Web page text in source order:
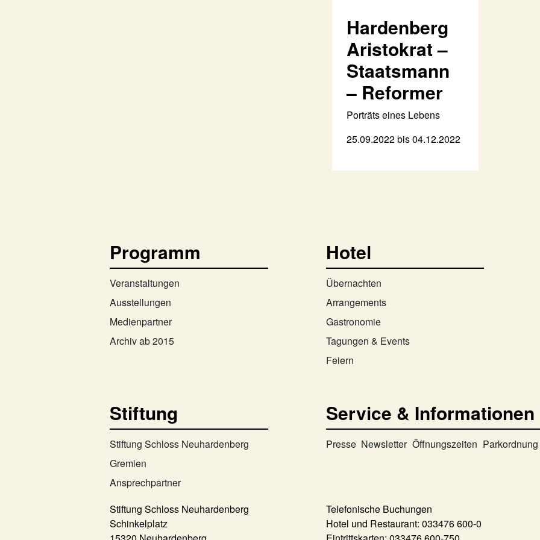
Hardenberg
Aristokrat –
Staatsmann
– Reformer
Porträts eines Lebens
25.09.2022 bis 04.12.2022
Programm
Veranstaltungen
Ausstellungen
Medienpartner
Archiv ab 2015
Hotel
Übernachten
Arrangements
Gastronomie
Tagungen & Events
Feiern
Stiftung
Stiftung Schloss Neuhardenberg
Gremien
Ansprechpartner
Service & Informationen
Presse Newsletter Öffnungszeiten Parkordnung
Stiftung Schloss Neuhardenberg
Schinkelplatz
Telefonische Buchungen
Hotel und Restaurant: 033476 600-0